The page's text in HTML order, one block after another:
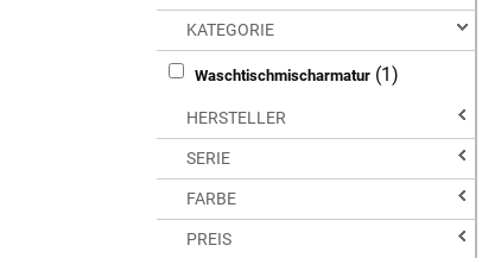
KATEGORIE
Waschtischmischarmatur (1)
HERSTELLER
SERIE
FARBE
PREIS